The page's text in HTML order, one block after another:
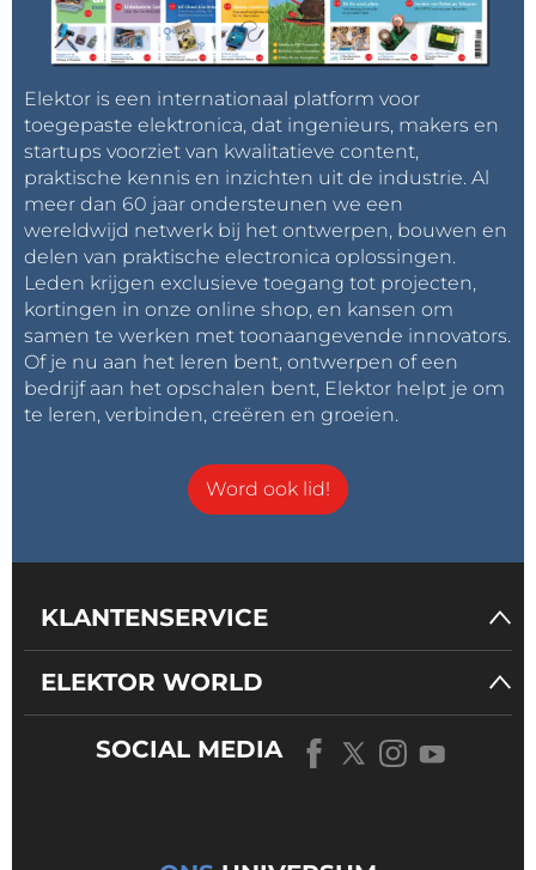
Elektor is een internationaal platform voor
toegepaste elektronica, dat ingenieurs, makers en
startups voorziet van kwalitatieve content,
praktische kennis en inzichten uit de industrie. Al
meer dan 60 jaar ondersteunen we een
wereldwijd netwerk bij het ontwerpen, bouwen en
delen van praktische electronica oplossingen.
Leden krijgen exclusieve toegang tot projecten,
kortingen in onze online shop, en kansen om
samen te werken met toonaangevende innovators.
Of je nu aan het leren bent, ontwerpen of een
bedrijf aan het opschalen bent, Elektor helpt je om
te leren, verbinden, creëren en groeien.
Word ook lid!
KLANTENSERVICE
ELEKTOR WORLD
SOCIAL MEDIA